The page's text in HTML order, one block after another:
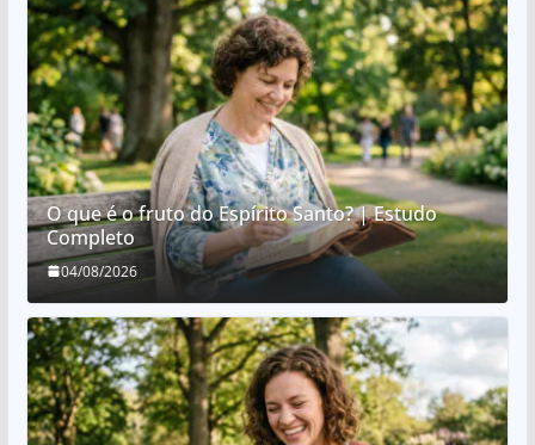
O que é o fruto do Espírito Santo? | Estudo
Completo
04/08/2026